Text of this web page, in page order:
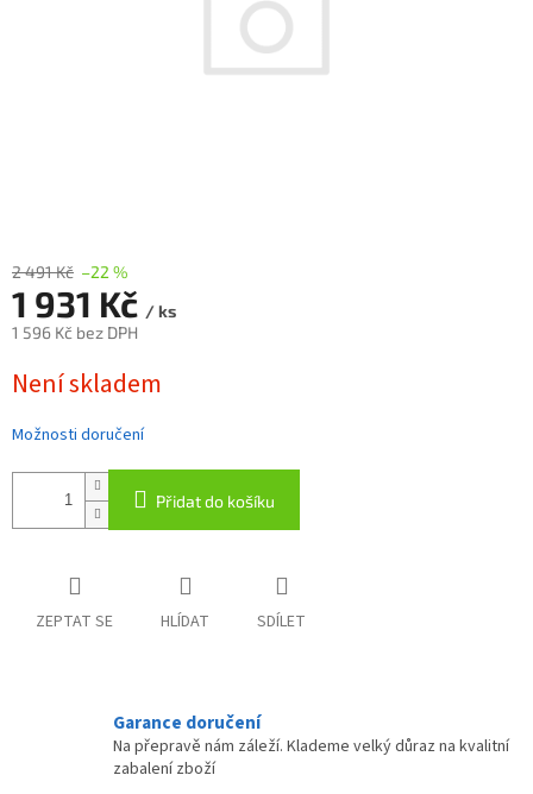
2 491 Kč –22 %
1 931 Kč / ks
1 596 Kč bez DPH
cena:
Není skladem
Možnosti doručení
Přidat do košíku
ZEPTAT SE HLÍDAT SDÍLET
Garance doručení
Na přepravě nám záleží. Klademe velký důraz na kvalitní
zabalení zboží